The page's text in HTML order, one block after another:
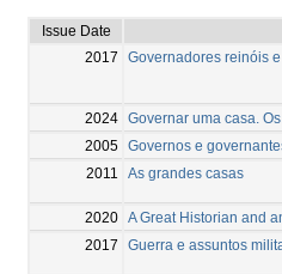
Issue Date
2017
Governadores reinóis
2024 Governar uma casa.
2005 Governos e
2011
As grandes casas
2020 A Great Historian and
2017
Guerra e assuntos